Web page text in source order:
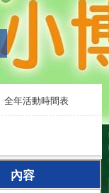
全年活動時間表
內容